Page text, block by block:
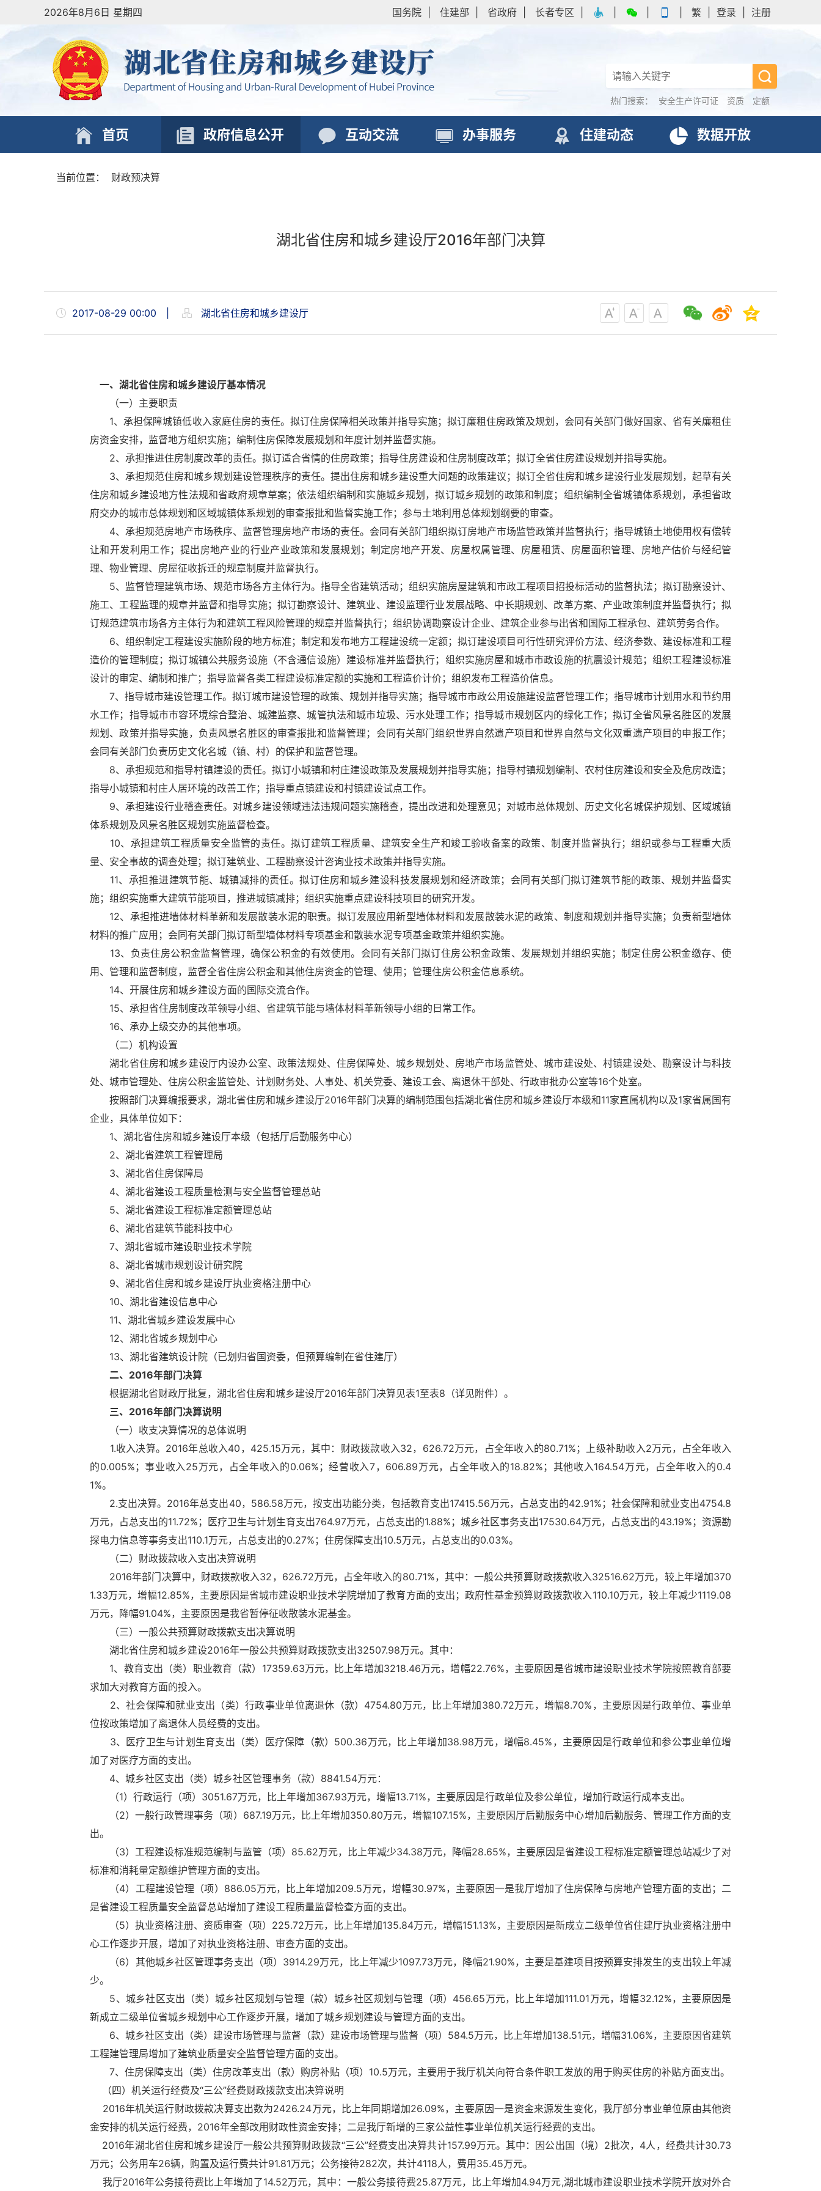
2026年8月6日 星期四 国务院 住建部 省政府 长者专区 繁 登录 注册
热门搜索： 安全生产许可证 资质 定额
首页 政府信息公开 互动交流 办事服务 住建动态 数据开放
当前位置： 财政预决算
湖北省住房和城乡建设厅2016年部门决算
2017-08-29 00:00 湖北省住房和城乡建设厅
一、湖北省住房和城乡建设厅基本情况
（一）主要职责
1、承担保障城镇低收入家庭住房的责任。拟订住房保障相关政策并指导实施；拟订廉租住房政策及规划，会同有关部门做好国家、省有关廉租住
房资金安排，监督地方组织实施；编制住房保障发展规划和年度计划并监督实施。
2、承担推进住房制度改革的责任。拟订适合省情的住房政策；指导住房建设和住房制度改革；拟订全省住房建设规划并指导实施。
3、承担规范住房和城乡规划建设管理秩序的责任。提出住房和城乡建设重大问题的政策建议；拟订全省住房和城乡建设行业发展规划，起草有关
住房和城乡建设地方性法规和省政府规章草案；依法组织编制和实施城乡规划，拟订城乡规划的政策和制度；组织编制全省城镇体系规划，承担省政
府交办的城市总体规划和区域城镇体系规划的审查报批和监督实施工作；参与土地利用总体规划纲要的审查。
4、承担规范房地产市场秩序、监督管理房地产市场的责任。会同有关部门组织拟订房地产市场监管政策并监督执行；指导城镇土地使用权有偿转
让和开发利用工作；提出房地产业的行业产业政策和发展规划；制定房地产开发、房屋权属管理、房屋租赁、房屋面积管理、房地产估价与经纪管
理、物业管理、房屋征收拆迁的规章制度并监督执行。
5、监督管理建筑市场、规范市场各方主体行为。指导全省建筑活动；组织实施房屋建筑和市政工程项目招投标活动的监督执法；拟订勘察设计、
施工、工程监理的规章并监督和指导实施；拟订勘察设计、建筑业、建设监理行业发展战略、中长期规划、改革方案、产业政策制度并监督执行；拟
订规范建筑市场各方主体行为和建筑工程风险管理的规章并监督执行；组织协调勘察设计企业、建筑企业参与出省和国际工程承包、建筑劳务合作。
6、组织制定工程建设实施阶段的地方标准；制定和发布地方工程建设统一定额；拟订建设项目可行性研究评价方法、经济参数、建设标准和工程
造价的管理制度；拟订城镇公共服务设施（不含通信设施）建设标准并监督执行；组织实施房屋和城市市政设施的抗震设计规范；组织工程建设标准
设计的审定、编制和推广；指导监督各类工程建设标准定额的实施和工程造价计价；组织发布工程造价信息。
7、指导城市建设管理工作。拟订城市建设管理的政策、规划并指导实施；指导城市市政公用设施建设监督管理工作；指导城市计划用水和节约用
水工作；指导城市市容环境综合整治、城建监察、城管执法和城市垃圾、污水处理工作；指导城市规划区内的绿化工作；拟订全省风景名胜区的发展
规划、政策并指导实施，负责风景名胜区的审查报批和监督管理；会同有关部门组织世界自然遗产项目和世界自然与文化双重遗产项目的申报工作；
会同有关部门负责历史文化名城（镇、村）的保护和监督管理。
8、承担规范和指导村镇建设的责任。拟订小城镇和村庄建设政策及发展规划并指导实施；指导村镇规划编制、农村住房建设和安全及危房改造；
指导小城镇和村庄人居环境的改善工作；指导重点镇建设和村镇建设试点工作。
9、承担建设行业稽查责任。对城乡建设领域违法违规问题实施稽查，提出改进和处理意见；对城市总体规划、历史文化名城保护规划、区域城镇
体系规划及风景名胜区规划实施监督检查。
10、承担建筑工程质量安全监管的责任。拟订建筑工程质量、建筑安全生产和竣工验收备案的政策、制度并监督执行；组织或参与工程重大质
量、安全事故的调查处理；拟订建筑业、工程勘察设计咨询业技术政策并指导实施。
11、承担推进建筑节能、城镇减排的责任。拟订住房和城乡建设科技发展规划和经济政策；会同有关部门拟订建筑节能的政策、规划并监督实
施；组织实施重大建筑节能项目，推进城镇减排；组织实施重点建设科技项目的研究开发。
12、承担推进墙体材料革新和发展散装水泥的职责。拟订发展应用新型墙体材料和发展散装水泥的政策、制度和规划并指导实施；负责新型墙体
材料的推广应用；会同有关部门拟订新型墙体材料专项基金和散装水泥专项基金政策并组织实施。
13、负责住房公积金监督管理，确保公积金的有效使用。会同有关部门拟订住房公积金政策、发展规划并组织实施；制定住房公积金缴存、使
用、管理和监督制度，监督全省住房公积金和其他住房资金的管理、使用；管理住房公积金信息系统。
14、开展住房和城乡建设方面的国际交流合作。
15、承担省住房制度改革领导小组、省建筑节能与墙体材料革新领导小组的日常工作。
16、承办上级交办的其他事项。
（二）机构设置
湖北省住房和城乡建设厅内设办公室、政策法规处、住房保障处、城乡规划处、房地产市场监管处、城市建设处、村镇建设处、勘察设计与科技
处、城市管理处、住房公积金监管处、计划财务处、人事处、机关党委、建设工会、离退休干部处、行政审批办公室等16个处室。
按照部门决算编报要求，湖北省住房和城乡建设厅2016年部门决算的编制范围包括湖北省住房和城乡建设厅本级和11家直属机构以及1家省属国有
企业，具体单位如下：
1、湖北省住房和城乡建设厅本级（包括厅后勤服务中心）
2、湖北省建筑工程管理局
3、湖北省住房保障局
4、湖北省建设工程质量检测与安全监督管理总站
5、湖北省建设工程标准定额管理总站
6、湖北省建筑节能科技中心
7、湖北省城市建设职业技术学院
8、湖北省城市规划设计研究院
9、湖北省住房和城乡建设厅执业资格注册中心
10、湖北省建设信息中心
11、湖北省城乡建设发展中心
12、湖北省城乡规划中心
13、湖北省建筑设计院（已划归省国资委，但预算编制在省住建厅）
二、2016年部门决算
根据湖北省财政厅批复，湖北省住房和城乡建设厅2016年部门决算见表1至表8（详见附件）。
三、2016年部门决算说明
（一）收支决算情况的总体说明
1.收入决算。2016年总收入40，425.15万元，其中：财政拨款收入32，626.72万元，占全年收入的80.71%；上级补助收入2万元，占全年收入
的0.005%；事业收入25万元，占全年收入的0.06%；经营收入7，606.89万元，占全年收入的18.82%；其他收入164.54万元，占全年收入的0.4
1%。
2.支出决算。2016年总支出40，586.58万元，按支出功能分类，包括教育支出17415.56万元，占总支出的42.91%；社会保障和就业支出4754.8
万元，占总支出的11.72%；医疗卫生与计划生育支出764.97万元，占总支出的1.88%；城乡社区事务支出17530.64万元，占总支出的43.19%；资源勘
探电力信息等事务支出110.1万元，占总支出的0.27%；住房保障支出10.5万元，占总支出的0.03%。
（二）财政拨款收入支出决算说明
2016年部门决算中，财政拨款收入32，626.72万元，占全年收入的80.71%，其中：一般公共预算财政拨款收入32516.62万元，较上年增加370
1.33万元，增幅12.85%，主要原因是省城市建设职业技术学院增加了教育方面的支出；政府性基金预算财政拨款收入110.10万元，较上年减少1119.08
万元，降幅91.04%，主要原因是我省暂停征收散装水泥基金。
（三）一般公共预算财政拨款支出决算说明
湖北省住房和城乡建设2016年一般公共预算财政拨款支出32507.98万元。其中：
1、教育支出（类）职业教育（款）17359.63万元，比上年增加3218.46万元，增幅22.76%，主要原因是省城市建设职业技术学院按照教育部要
求加大对教育方面的投入。
2、社会保障和就业支出（类）行政事业单位离退休（款）4754.80万元，比上年增加380.72万元，增幅8.70%，主要原因是行政单位、事业单
位按政策增加了离退休人员经费的支出。
3、医疗卫生与计划生育支出（类）医疗保障（款）500.36万元，比上年增加38.98万元，增幅8.45%，主要原因是行政单位和参公事业单位增
加了对医疗方面的支出。
4、城乡社区支出（类）城乡社区管理事务（款）8841.54万元：
（1）行政运行（项）3051.67万元，比上年增加367.93万元，增幅13.71%，主要原因是行政单位及参公单位，增加行政运行成本支出。
（2）一般行政管理事务（项）687.19万元，比上年增加350.80万元，增幅107.15%，主要原因厅后勤服务中心增加后勤服务、管理工作方面的支
出。
（3）工程建设标准规范编制与监管（项）85.62万元，比上年减少34.38万元，降幅28.65%，主要原因是省建设工程标准定额管理总站减少了对
标准和消耗量定额维护管理方面的支出。
（4）工程建设管理（项）886.05万元，比上年增加209.5万元，增幅30.97%，主要原因一是我厅增加了住房保障与房地产管理方面的支出；二
是省建设工程质量安全监督总站增加了建设工程质量监督检查方面的支出。
（5）执业资格注册、资质审查（项）225.72万元，比上年增加135.84万元，增幅151.13%，主要原因是新成立二级单位省住建厅执业资格注册中
心工作逐步开展，增加了对执业资格注册、审查方面的支出。
（6）其他城乡社区管理事务支出（项）3914.29万元，比上年减少1097.73万元，降幅21.90%，主要是基建项目按预算安排发生的支出较上年减
少。
5、城乡社区支出（类）城乡社区规划与管理（款）城乡社区规划与管理（项）456.65万元，比上年增加111.01万元，增幅32.12%，主要原因是
新成立二级单位省城乡规划中心工作逐步开展，增加了城乡规划建设与管理方面的支出。
6、城乡社区支出（类）建设市场管理与监督（款）建设市场管理与监督（项）584.5万元，比上年增加138.51元，增幅31.06%，主要原因省建筑
工程建管理局增加了建筑业质量安全监督管理方面的支出。
7、住房保障支出（类）住房改革支出（款）购房补贴（项）10.5万元，主要用于我厅机关向符合条件职工发放的用于购买住房的补贴方面支出。
（四）机关运行经费及“三公”经费财政拨款支出决算说明
2016年机关运行财政拨款决算支出数为2426.24万元，比上年同期增加26.09%，主要原因一是资金来源发生变化，我厅部分事业单位原由其他资
金安排的机关运行经费，2016年全部改用财政性资金安排；二是我厅新增的三家公益性事业单位机关运行经费的支出。
2016年湖北省住房和城乡建设厅一般公共预算财政拨款“三公”经费支出决算共计157.99万元。其中：因公出国（境）2批次，4人，经费共计30.73
万元；公务用车26辆，购置及运行费共计91.81万元；公务接待282次，共计4118人，费用35.45万元。
我厅2016年公务接待费比上年增加了14.52万元，其中：一般公务接待费25.87万元，比上年增加4.94万元,湖北城市建设职业技术学院开放对外合